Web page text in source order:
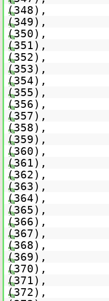
(348),
(349),
(350),
(351),
(352),
(353),
(354),
(355),
(356),
(357),
(358),
(359),
(360),
(361),
(362),
(363),
(364),
(365),
(366),
(367),
(368),
(369),
(370),
(371),
(372),